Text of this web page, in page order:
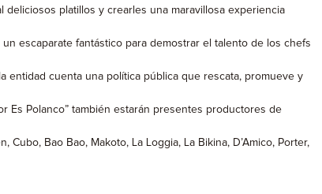
platillos y crearles una maravillosa experiencia
escaparate fantástico para demostrar el talento de los chefs
entidad cuenta una política pública que rescata, promueve y
Es Polanco” también estarán presentes productores de
Bao Bao, Makoto, La Loggia, La Bikina, D’Amico, Porter,